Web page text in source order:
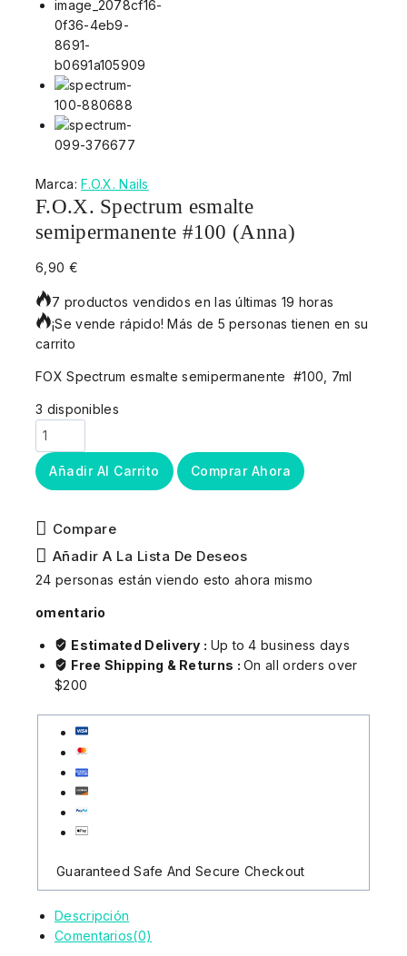
Marca:F.O.X. Nails
F.O.X. Spectrum esmalte
semipermanente #100 (Anna)
6,90 €
7 productos vendidos en las últimas 19 horas
¡Se vende rápido! Más de 5 personas tienen en su
carrito
FOX Spectrum esmalte semipermanente #100, 7ml
3 disponibles
Añadir Al Carrito Comprar Ahora
Compare
Añadir A La Lista De Deseos
24 personas están viendo esto ahora mismo
omentario
Estimated Delivery : Up to 4 business days
Free Shipping & Returns :On all orders over
$200
Guaranteed Safe And Secure Checkout
Descripción
Comentarios(0)